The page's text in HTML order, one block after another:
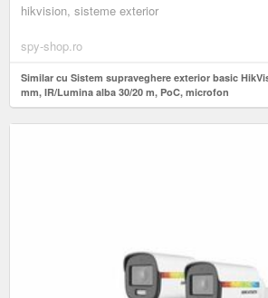
hikvision, sisteme exterior
spy-shop.ro
Similar cu Sistem supraveghere exterior basic
mm, IR/Lumina alba 30/20 m, PoC, microfon